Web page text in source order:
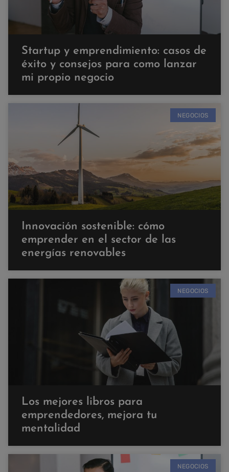
Startup y emprendimiento: casos de
éxito y consejos para como lanzar
mi propio negocio
NEGOCIOS
Innovación sostenible: cómo
emprender en el sector de las
energías renovables
NEGOCIOS
Los mejores libros para
emprendedores, mejora tu
mentalidad
NEGOCIOS